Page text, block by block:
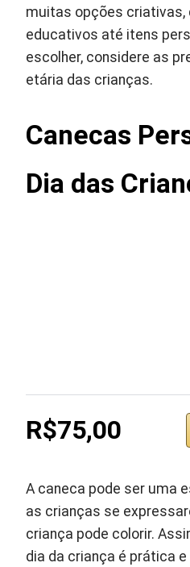
muitas opções criativas,
educativos até itens
escolher, considere as
etária das crianças.
Canecas
Dia das
R$75,00
A caneca pode ser uma
as crianças se
criança pode colorir.
dia da criança é prática